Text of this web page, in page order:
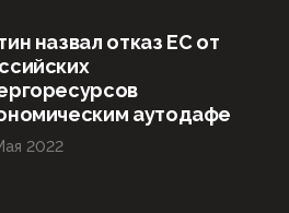
назвал отказ ЕС от
аутодафе
2022